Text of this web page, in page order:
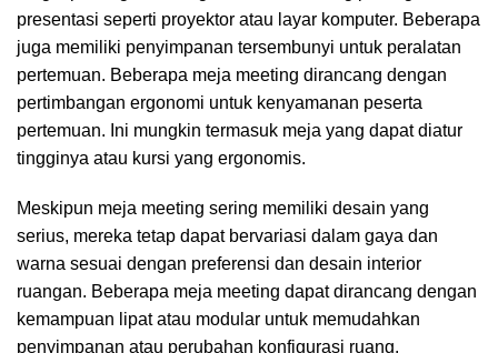
presentasi seperti proyektor atau layar komputer. Beberapa
juga memiliki penyimpanan tersembunyi untuk peralatan
pertemuan. Beberapa meja meeting dirancang dengan
pertimbangan ergonomi untuk kenyamanan peserta
pertemuan. Ini mungkin termasuk meja yang dapat diatur
tingginya atau kursi yang ergonomis.
Meskipun meja meeting sering memiliki desain yang
serius, mereka tetap dapat bervariasi dalam gaya dan
warna sesuai dengan preferensi dan desain interior
ruangan. Beberapa meja meeting dapat dirancang dengan
kemampuan lipat atau modular untuk memudahkan
penyimpanan atau perubahan konfigurasi ruang.